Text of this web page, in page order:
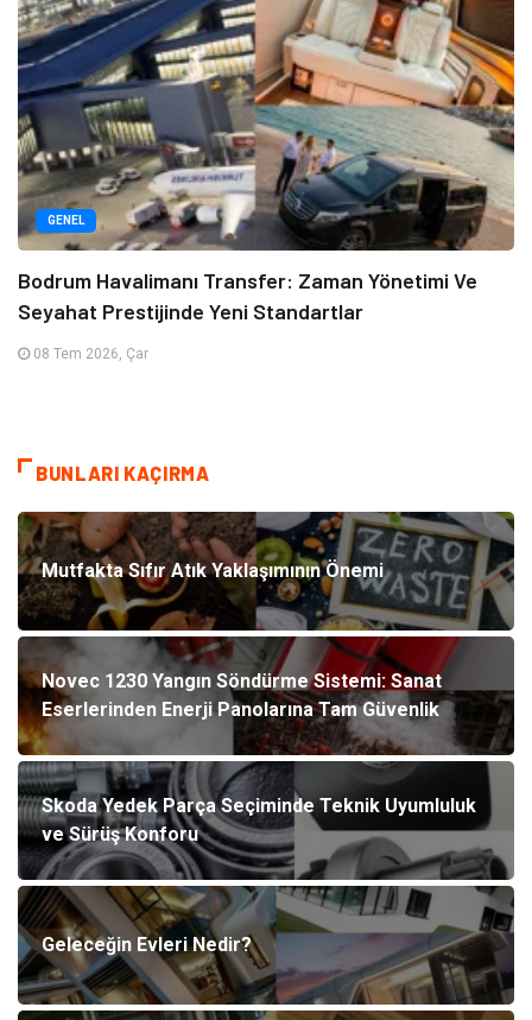
GENEL
Bodrum Havalimanı Transfer: Zaman Yönetimi Ve
Seyahat Prestijinde Yeni Standartlar
08 Tem 2026, Çar
BUNLARI KAÇIRMA
Mutfakta Sıfır Atık Yaklaşımının Önemi
Novec 1230 Yangın Söndürme Sistemi: Sanat
Eserlerinden Enerji Panolarına Tam Güvenlik
Skoda Yedek Parça Seçiminde Teknik Uyumluluk
ve Sürüş Konforu
Geleceğin Evleri Nedir?